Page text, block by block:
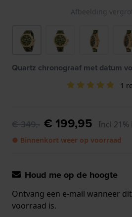
Afbeelding
Quartz chronograaf met datum
1
€ 349,- € 199,95 Incl
● Binnenkort weer op voorraad
Houd me op de hoogte
Ontvang een e-mail wanneer
voorraad is.